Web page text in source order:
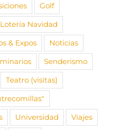
Golf
Lotería Navidad
& Expos
Noticias
Senderismo
Teatro (visitas)
Universidad
Viajes